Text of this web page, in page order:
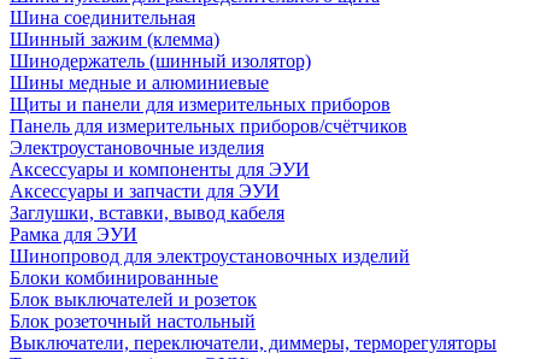
Шина соединительная
Шинный зажим (клемма)
Шинодержатель (шинный изолятор)
Шины медные и алюминиевые
Щиты и панели для измерительных приборов
Панель для измерительных приборов/счётчиков
Электроустановочные изделия
Аксессуары и компоненты для ЭУИ
Аксессуары и запчасти для ЭУИ
Заглушки, вставки, вывод кабеля
Рамка для ЭУИ
Шинопровод для электроустановочных изделий
Блоки комбинированные
Блок выключателей и розеток
Блок розеточный настольный
Выключатели, переключатели, диммеры, терморегуляторы